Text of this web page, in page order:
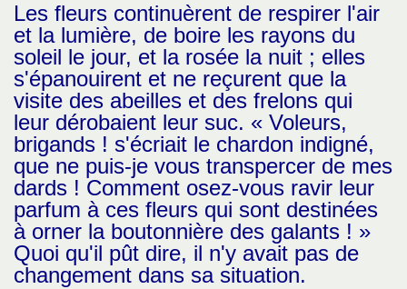
Les fleurs continuèrent de respirer l'air
et la lumière, de boire les rayons du
soleil le jour, et la rosée la nuit ; elles
s'épanouirent et ne reçurent que la
visite des abeilles et des frelons qui
leur dérobaient leur suc. « Voleurs,
brigands ! s'écriait le chardon indigné,
que ne puis-je vous transpercer de mes
dards ! Comment osez-vous ravir leur
parfum à ces fleurs qui sont destinées
à orner la boutonnière des galants ! »
Quoi qu'il pût dire, il n'y avait pas de
changement dans sa situation.